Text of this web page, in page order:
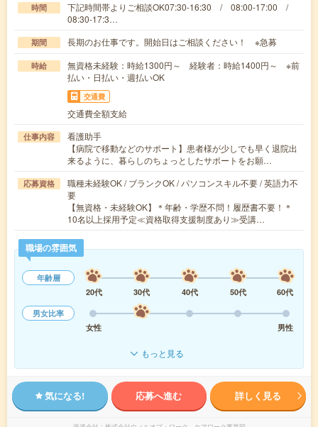
時間
下記時間帯よりご相談OK07:30-16:30 / 08:00-17:00 /
08:30-17:3…
期間 長期のお仕事です。開始日はご相談ください！ ※急募
時給
無資格未経験：時給1300円～ 経験者：時給1400円～ ※前
払い・日払い・週払いOK
交通費
交通費全額支給
仕事内容
看護助手
【病院で移動などのサポート】患者様が少しでも早く退院出
来るように、暮らしのちょっとしたサポートをお願…
応募資格
職種未経験OK / ブランクOK / パソコンスキル不要 / 英語力不
要
【無資格・未経験OK】＊年齢・学歴不問！履歴書不要！＊
10名以上採用予定≪資格取得支援制度あり≫受講…
職場の雰囲気
年齢層
20代
30代 40代 50代
60代
男女比率
女性
男性
もっと見る
気になる! 応募へ進む 詳しく見る